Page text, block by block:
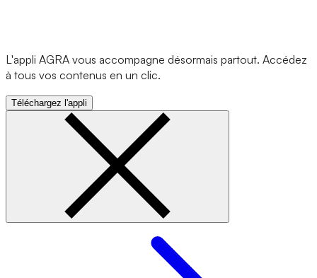
L'appli AGRA vous accompagne désormais partout. Accédez
à tous vos contenus en un clic.
Téléchargez l'appli